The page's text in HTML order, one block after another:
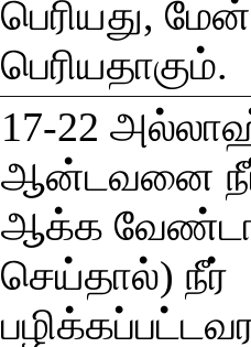
பெரியது,
பெரியதாகும்.
17-22
ஆன்டவனை
ஆக்க
செய்தால்) நீர்